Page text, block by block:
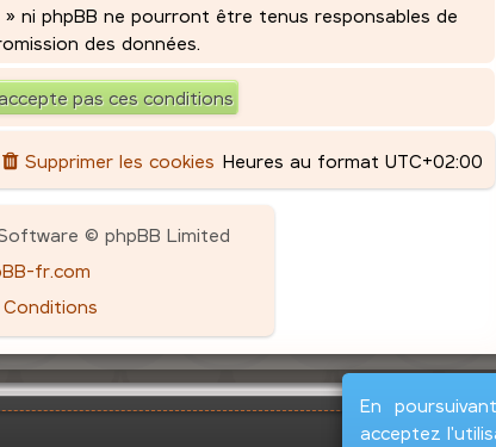
ni phpBB ne pourront être tenus responsables de
des données.
Heures au format UTC+02:00
Supprimer les cookies
© phpBB Limited
fr.com
Conditions
En
acceptez